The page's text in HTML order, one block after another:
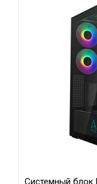
Системный блок